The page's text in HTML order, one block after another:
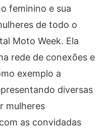
feminino e sua
de todo o
Moto Week. Ela
rede de conexões e
exemplo a
diversas
mulheres
as convidadas